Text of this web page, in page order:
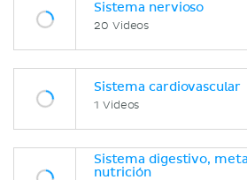
Sistema nervioso
20 Videos
Sistema cardiovascular
1 Videos
Sistema digestivo,
nutrición